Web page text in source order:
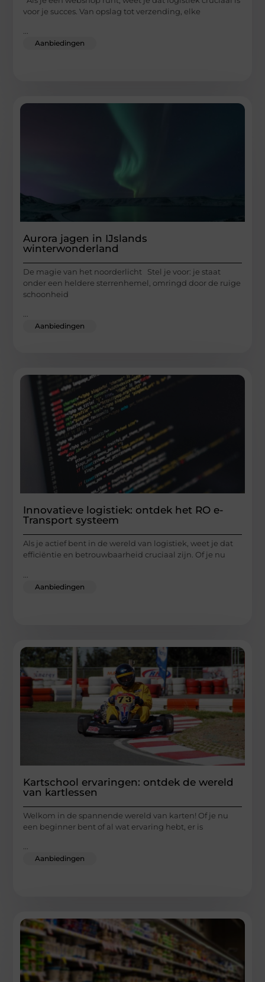
voor je succes. Van opslag tot verzending, elke
Aanbiedingen
Aurora jagen in IJslands
winterwonderland
De magie van het noorderlicht Stel je voor: je staat
onder een heldere sterrenhemel, omringd door de ruige
schoonheid
...
Aanbiedingen
Innovatieve logistiek: ontdek het RO e-
Transport systeem
Als je actief bent in de wereld van logistiek, weet je dat
efficiëntie en betrouwbaarheid cruciaal zijn. Of je nu
Aanbiedingen
Kartschool ervaringen: ontdek de wereld
van kartlessen
Welkom in de spannende wereld van karten! Of je nu
een beginner bent of al wat ervaring hebt, er is
Aanbiedingen